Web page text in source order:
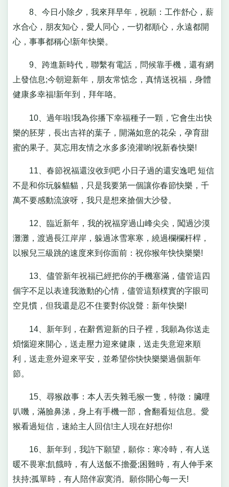
8、今日小除夕，我來拜早年，祝願：工作舒心，薪
水合心，朋友知心，愛人同心，一切都順心，永遠都開
心，事事都稱心!新年快樂。
9、跨進新時代，聯繫有電話，問候靠手機，還有網
上發信息;今朝迎新年，朋友常惦念，真情送祝福，身體
健康多幸福!新年到，拜年咯。
10、過年啦!我為你播下幸福種子一顆，它會生出快
樂的胚芽，長出吉祥的葉子，開滿如意的花朵，孕育甜
蜜的果子。莫忘用友情之水多多澆灌喲!祝新春快樂!
11、春節祝福還沒收到吧 小日子過的還安逸吧 短信
不是和你玩躲貓貓，只是我要第一個讓你春節快樂，千
萬不要感動流淚呀，我只是想來搶個大沙發。
12、臨近新年，我的祝福穿過山峰尖尖，闖過沙漠
灘灘，渡過長江岸岸，躲過冰雪寒寒，繞過欄欄杆桿，
以猴兒三級跳的速度來到你面前：祝你猴年快快樂樂!
13、儘管新年祝福已經把你的手機塞滿，儘管這四
個字不足以表達我激動的心情，儘管這類樸實的字眼司
空見慣，但我還是忍不住要對你說聲：新年快樂!
14、新年到，在辭舊迎新的日子裡，我願為你送走
煩惱迎來開心，送走壓力迎來健康，送走失意迎來順
利，送走意外迎來平安，並希望你快快樂樂過個新年
節。
15、尋猴啟事：本人丟失雜毛猴一隻，特徵：臟哩
叭嘰，滿臉鼻涕，身上有手機一部，會翻看短信息。愛
猴看過短信，速給主人回信!主人現在好想你!
16、新年到，我許下願望，願你：寒冷時，有人送
暖不畏寒;飢餓時，有人送飯不擔憂;困難時，有人伸手來
扶持;孤單時，有人陪伴寂寞消。願你開心每一天!